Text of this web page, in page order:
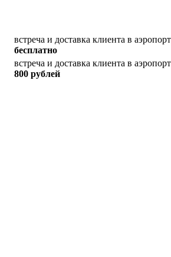
встреча и доставка клиента в
бесплатно
встреча и доставка клиента в
800 рублей